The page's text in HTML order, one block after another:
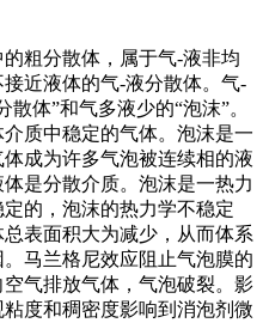
粗分散体，属于气-液非均
近液体的气-液分散体。气-
体”和气多液少的“泡沫”。
质中稳定的气体。泡沫是一
成为许多气泡被连续相的液
是分散介质。泡沫是一热力
的，泡沫的热力学不稳定
表面积大为减少，从而体系
马兰格尼效应阻止气泡膜的
气排放气体，气泡破裂。影
度和稠密度影响到消泡剂微